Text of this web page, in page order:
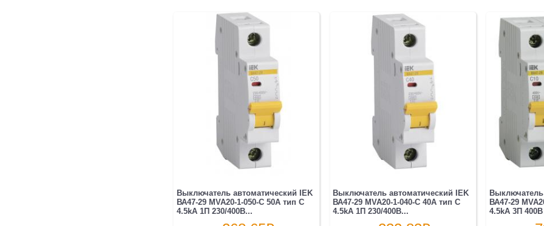
Выключатель автоматический IEK
ВА47-29 MVA20-1-050-C 50A тип C
4.5kA 1П 230/400В...
Выключатель автоматический IEK
ВА47-29 MVA20-1-040-C 40A тип C
4.5kA 1П 230/400В...
ВА47-29
4.5kA 3П